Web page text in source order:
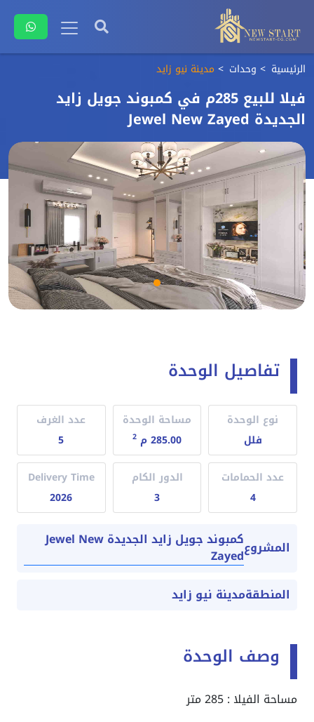
الرئيسية وحدات مدينة نيو زايد
فيلا للبيع 285م في كمبوند جويل زايد
الجديدة Jewel New Zayed
تفاصيل الوحدة
نوع الوحدة
فلل
مساحة الوحدة
285.00 م
2
عدد الغرف
5
عدد الحمامات
4
الدور الكام
3
Delivery Time
2026
المشروع كمبوند جويل زايد الجديدة Jewel New
Zayed
المنطقةمدينة نيو زايد
وصف الوحدة
مساحة الفيلا : 285 متر